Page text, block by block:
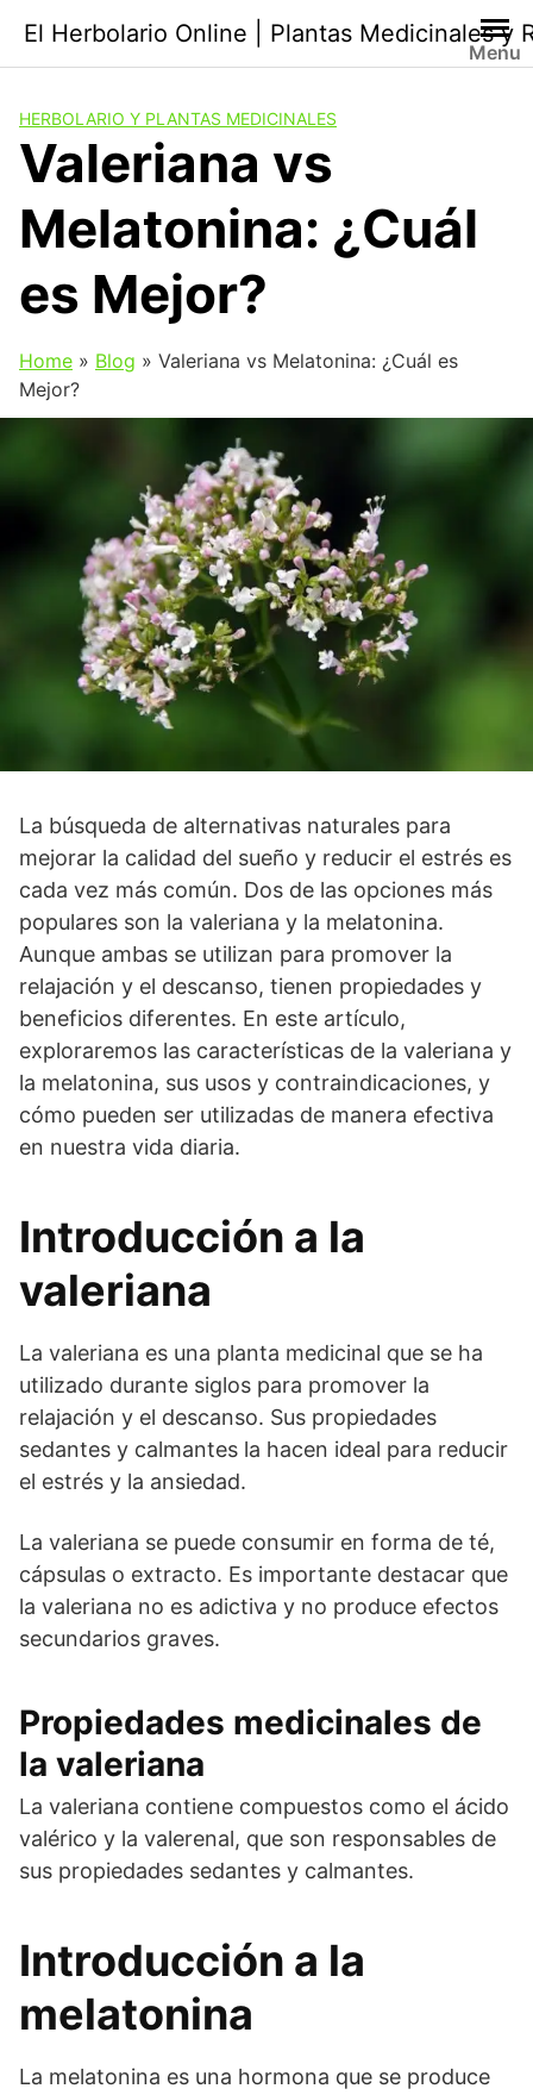
contenido
El Herbolario Online | Plantas Medicinales y
Menu
HERBOLARIO Y PLANTAS MEDICINALES
Valeriana vs
Melatonina: ¿Cuál
es Mejor?
Home » Blog » Valeriana vs Melatonina: ¿Cuál es
Mejor?
La búsqueda de alternativas naturales para
mejorar la calidad del sueño y reducir el estrés es
cada vez más común. Dos de las opciones más
populares son la valeriana y la melatonina.
Aunque ambas se utilizan para promover la
relajación y el descanso, tienen propiedades y
beneficios diferentes. En este artículo,
exploraremos las características de la valeriana y
la melatonina, sus usos y contraindicaciones, y
cómo pueden ser utilizadas de manera efectiva
en nuestra vida diaria.
Introducción a la
valeriana
La valeriana es una planta medicinal que se ha
utilizado durante siglos para promover la
relajación y el descanso. Sus propiedades
sedantes y calmantes la hacen ideal para reducir
el estrés y la ansiedad.
La valeriana se puede consumir en forma de té,
cápsulas o extracto. Es importante destacar que
la valeriana no es adictiva y no produce efectos
secundarios graves.
Propiedades medicinales de
la valeriana
La valeriana contiene compuestos como el ácido
valérico y la valerenal, que son responsables de
sus propiedades sedantes y calmantes.
Introducción a la
melatonina
La melatonina es una hormona que se produce